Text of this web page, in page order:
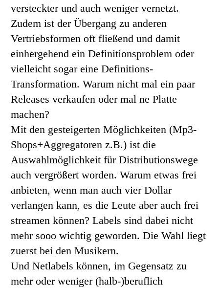
versteckter und auch weniger vernetzt.
Zudem ist der Übergang zu anderen
Vertriebsformen oft fließend und damit
einhergehend ein Definitionsproblem oder
vielleicht sogar eine Definitions-
Transformation. Warum nicht mal ein paar
Releases verkaufen oder mal ne Platte
machen?
Mit den gesteigerten Möglichkeiten (Mp3-
Shops+Aggregatoren z.B.) ist die
Auswahlmöglichkeit für Distributionswege
auch vergrößert worden. Warum etwas frei
anbieten, wenn man auch vier Dollar
verlangen kann, es die Leute aber auch frei
streamen können? Labels sind dabei nicht
mehr sooo wichtig geworden. Die Wahl liegt
zuerst bei den Musikern.
Und Netlabels können, im Gegensatz zu
mehr oder weniger (halb-)beruflich